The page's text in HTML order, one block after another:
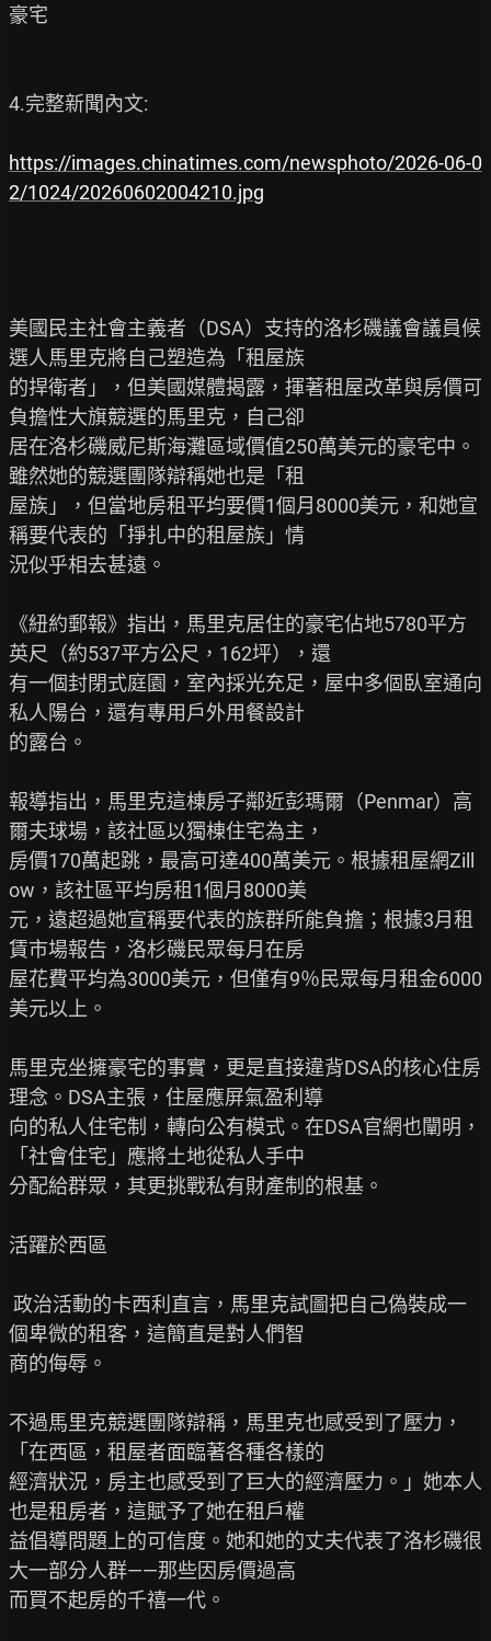
豪宅
4.完整新聞內文:
https://images.chinatimes.com/newsphoto/2026-06-0
2/1024/20260602004210.jpg
美國民主社會主義者（DSA）支持的洛杉磯議會議員候
選人馬里克將自己塑造為「租屋族
的捍衛者」，但美國媒體揭露，揮著租屋改革與房價可
負擔性大旗競選的馬里克，自己卻
居在洛杉磯威尼斯海灘區域價值250萬美元的豪宅中。
雖然她的競選團隊辯稱她也是「租
屋族」，但當地房租平均要價1個月8000美元，和她宣
稱要代表的「掙扎中的租屋族」情
況似乎相去甚遠。
《紐約郵報》指出，馬里克居住的豪宅佔地5780平方
英尺（約537平方公尺，162坪），還
有一個封閉式庭園，室內採光充足，屋中多個臥室通向
私人陽台，還有專用戶外用餐設計
的露台。
報導指出，馬里克這棟房子鄰近彭瑪爾（Penmar）高
爾夫球場，該社區以獨棟住宅為主，
房價170萬起跳，最高可達400萬美元。根據租屋網Zill
ow，該社區平均房租1個月8000美
元，遠超過她宣稱要代表的族群所能負擔；根據3月租
賃市場報告，洛杉磯民眾每月在房
屋花費平均為3000美元，但僅有9％民眾每月租金6000
美元以上。
馬里克坐擁豪宅的事實，更是直接違背DSA的核心住房
理念。DSA主張，住屋應屏氣盈利導
向的私人住宅制，轉向公有模式。在DSA官網也闡明，
「社會住宅」應將土地從私人手中
分配給群眾，其更挑戰私有財產制的根基。
活躍於西區
個卑微的租客，這簡直是對人們智
商的侮辱。
不過馬里克競選團隊辯稱，馬里克也感受到了壓力，
「在西區，租屋者面臨著各種各樣的
經濟狀況，房主也感受到了巨大的經濟壓力。」她本人
也是租房者，這賦予了她在租戶權
益倡導問題上的可信度。她和她的丈夫代表了洛杉磯很
大一部分人群——那些因房價過高
而買不起房的千禧一代。